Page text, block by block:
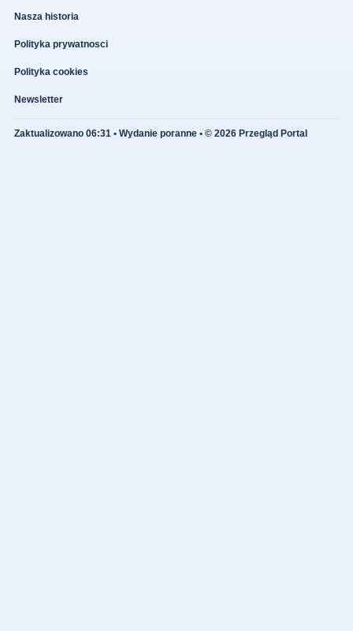
Nasza historia
Polityka prywatnosci
Polityka cookies
Newsletter
Zaktualizowano 06:31 • Wydanie poranne • © 2026 Przegląd Portal